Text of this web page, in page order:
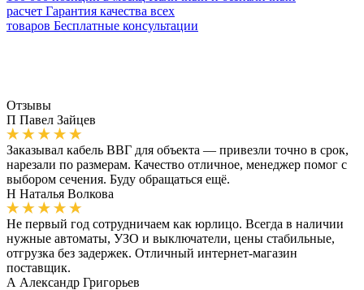
расчет Гарантия качества всех
товаров Бесплатные консультации
Отзывы
П Павел Зайцев
Заказывал кабель ВВГ для объекта — привезли точно в срок,
нарезали по размерам. Качество отличное, менеджер помог с
выбором сечения. Буду обращаться ещё.
Н Наталья Волкова
Не первый год сотрудничаем как юрлицо. Всегда в наличии
нужные автоматы, УЗО и выключатели, цены стабильные,
отгрузка без задержек. Отличный интернет-магазин
поставщик.
А Александр Григорьев